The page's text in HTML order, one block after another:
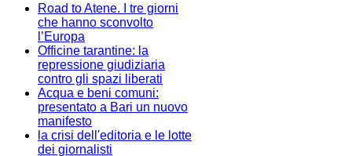
Road to Atene. I tre giorni
che hanno sconvolto
l’Europa
Officine tarantine: la
repressione giudiziaria
contro gli spazi liberati
Acqua e beni comuni:
presentato a Bari un nuovo
manifesto
la crisi dell'editoria e le lotte
dei giornalisti